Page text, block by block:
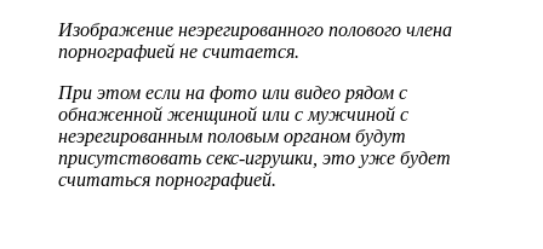
Изображение неэрегированного полового члена
порнографией не считается.
При этом если на фото или видео рядом с
обнаженной женщиной или с мужчиной с
неэрегированным половым органом будут
присутствовать секс-игрушки, это уже будет
считаться порнографией.